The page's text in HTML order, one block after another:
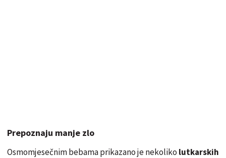
Prepoznaju manje zlo
Osmomjesečnim bebama prikazano je nekoliko lutkarskih